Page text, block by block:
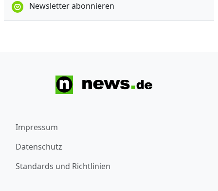
Newsletter abonnieren
Impressum
Datenschutz
Standards und Richtlinien